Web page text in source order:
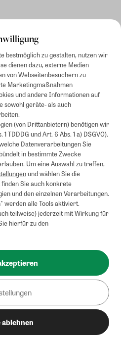
bestmöglich zu gestalten, nutzen wir
dienen dazu, externe Medien
von Webseitenbesuchern zu
Marketingmaßnahmen
und andere Informationen auf
sowohl geräte- als auch
(von Drittanbietern) benötigen wir
TDDDG und Art. 6 Abs. 1 a) DSGVO).
Datenverarbeitungen Sie
in bestimmte Zwecke
Um eine Auswahl zu treffen,
und wählen Sie die
Sie auch konkrete
und den einzelnen Verarbeitungen.
werden alle Tools aktiviert.
teilweise) jederzeit mit Wirkung für
hierfür zu den
ablehnen